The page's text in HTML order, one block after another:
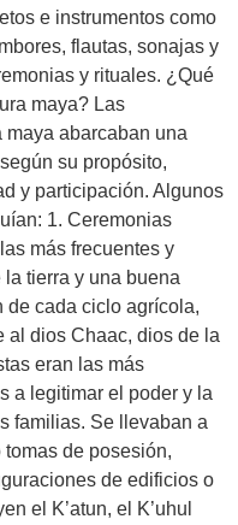
e instrumentos como
flautas, sonajas y
y rituales. ¿Qué
maya? Las
abarcaban una
su propósito,
y participación. Algunos
1. Ceremonias
más frecuentes y
tierra y una buena
de cada ciclo agrícola,
al dios Chaac, dios de la
eran las más
a legitimar el poder y la
familias. Se llevaban a
de posesión,
de edificios o
el K’atun, el K’uhul